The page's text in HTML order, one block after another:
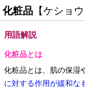
化粧品 【ケショウ
用語解説
化粧品とは
化粧品とは、肌の保湿
に対する作用が緩和な